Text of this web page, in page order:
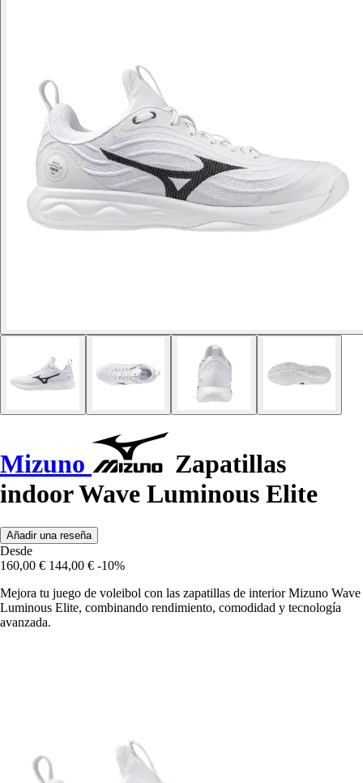
Mizuno
Zapatillas
indoor Wave Luminous Elite
Añadir una reseña
Desde
160,00 € 144,00 € -10%
Mejora tu juego de voleibol con las zapatillas de interior Mizuno Wave
Luminous Elite, combinando rendimiento, comodidad y tecnología
avanzada.